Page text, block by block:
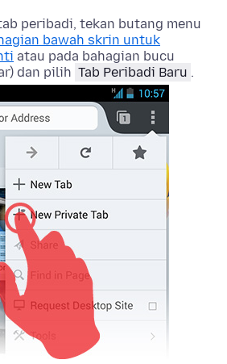
peribadi, tekan butang menu
bawah skrin untuk
atau pada bahagian bucu
dan pilih Tab Peribadi Baru .